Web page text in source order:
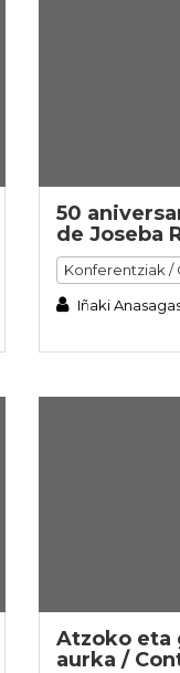
50
de Joseba
Konferentziak /
Iñaki
Atzoko eta
aurka /